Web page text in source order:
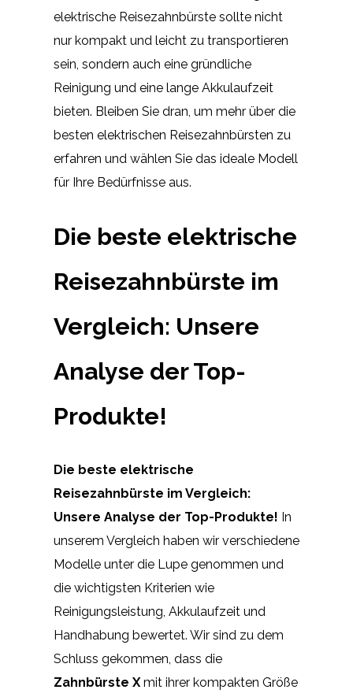
elektrische Reisezahnbürste sollte nicht
nur kompakt und leicht zu transportieren
sein, sondern auch eine gründliche
Reinigung und eine lange Akkulaufzeit
bieten. Bleiben Sie dran, um mehr über die
besten elektrischen Reisezahnbürsten zu
erfahren und wählen Sie das ideale Modell
für Ihre Bedürfnisse aus.
Die beste elektrische
Reisezahnbürste im
Vergleich: Unsere
Analyse der Top-
Produkte!
Die beste elektrische
Reisezahnbürste im Vergleich:
Unsere Analyse der Top-Produkte! In
unserem Vergleich haben wir verschiedene
Modelle unter die Lupe genommen und
die wichtigsten Kriterien wie
Reinigungsleistung, Akkulaufzeit und
Handhabung bewertet. Wir sind zu dem
Schluss gekommen, dass die
Zahnbürste Xmit ihrer kompakten Größe